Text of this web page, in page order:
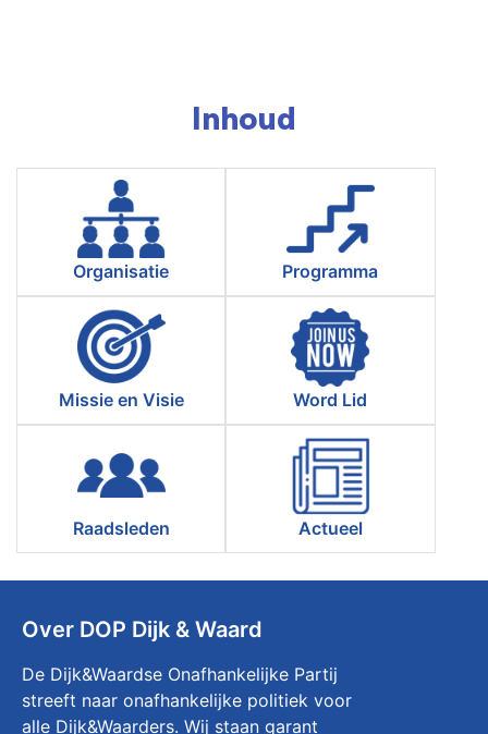
Inhoud
Organisatie Programma
Missie en Visie Word Lid
Raadsleden Actueel
Over DOP Dijk & Waard
De Dijk&Waardse Onafhankelijke Partij
streeft naar onafhankelijke politiek voor
alle Dijk&Waarders. Wij staan garant